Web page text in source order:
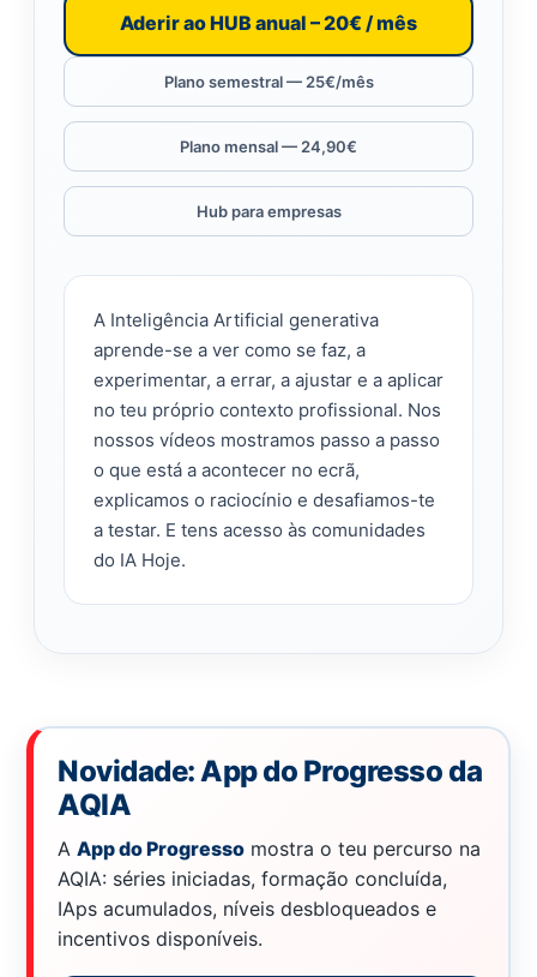
Aderir ao HUB anual – 20€ / mês
Plano semestral — 25€/mês
Plano mensal — 24,90€
Hub para empresas
A Inteligência Artificial generativa
aprende-se a ver como se faz, a
experimentar, a errar, a ajustar e a aplicar
no teu próprio contexto profissional. Nos
nossos vídeos mostramos passo a passo
o que está a acontecer no ecrã,
explicamos o raciocínio e desafiamos-te
a testar. E tens acesso às comunidades
do IA Hoje.
Novidade: App do Progresso da
AQIA
A App do Progresso mostra o teu percurso na
AQIA: séries iniciadas, formação concluída,
IAps acumulados, níveis desbloqueados e
incentivos disponíveis.